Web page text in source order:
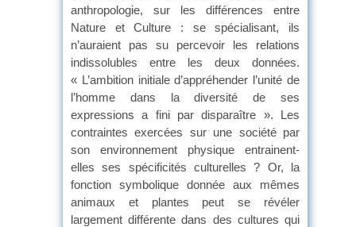
anthropologie, sur les différences entre
Nature et Culture : se spécialisant, ils
n’auraient pas su percevoir les relations
indissolubles entre les deux données.
« L’ambition initiale d’appréhender l’unité de
l’homme dans la diversité de ses
expressions a fini par disparaître ». Les
contraintes exercées sur une société par
son environnement physique entrainent-
elles ses spécificités culturelles ? Or, la
fonction symbolique donnée aux mêmes
animaux et plantes peut se révéler
largement différente dans des cultures qui